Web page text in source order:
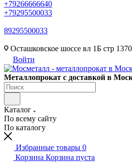
+79266666640
+79295500033
89295500033
Осташковское шоссе вл 1Б стр 1370
Войти
Металлопрокат с доставкой в
Каталог
По всему сайту
По каталогу
Избранные товары 0
Корзина Корзина пуста